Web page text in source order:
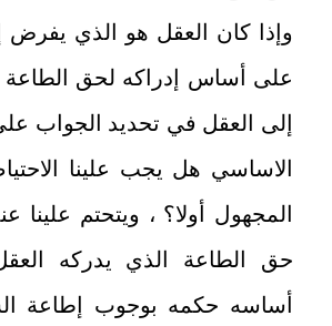
وإذا كان العقل هو الذي يفرض
على أساس إدراكه لحق
إلى العقل في تحديد الجواب
الاساسي هل يجب علينا
المجهول أولا؟ ، ويتحتم علينا
حق الطاعة الذي يدركه
أساسه حكمه بوجوب إطاعة